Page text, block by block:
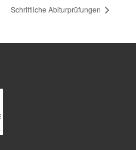
Schriftliche Abiturprüfungen